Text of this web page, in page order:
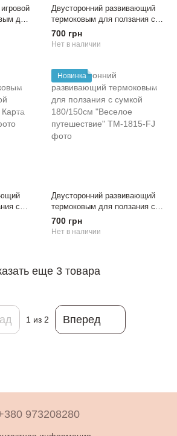
для
Двусторонний развивающий
термоковым для ползания с
сумкой 180/150см "Классики с
радугой"
700 грн
Нет в наличии
с
-
Новинка
Двусторонний развивающий
термоковым для ползания с
сумкой 180/150см "Веселое
путешествие"
700 грн
Нет в наличии
еще 3 товара
1 из 2 Вперед
973208280